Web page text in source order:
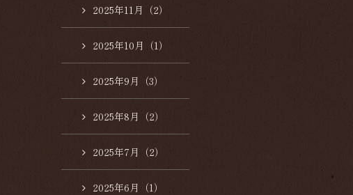
2025年11月（2）
2025年10月（1）
2025年9月（3）
2025年8月（2）
2025年7月（2）
2025年6月（1）